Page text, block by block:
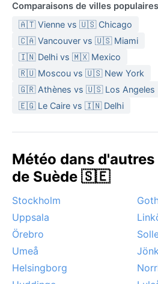
Comparaisons de villes
🇦🇹 Vienne vs 🇺🇸 Chicago
🇨🇦 Vancouver vs 🇺🇸 Miami
🇮🇳 Delhi vs 🇲🇽 Mexico
🇷🇺 Moscou vs 🇺🇸 New York
🇬🇷 Athènes vs 🇺🇸 Los Angeles
🇪🇬 Le Caire vs 🇮🇳 Delhi
Météo dans
de Suède 🇸🇪
Stockholm
Uppsala
Örebro
Umeå
Helsingborg